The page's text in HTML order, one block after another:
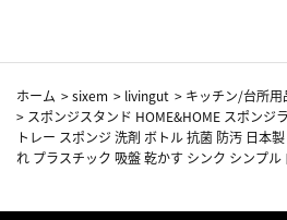
ホーム >sixem > livingut > キッチン/台所用
> スポンジスタンド HOME&HOME スポンジ
トレー スポンジ 洗剤 ボトル 抗菌 防汚 日本
れ プラスチック 吸盤 乾かす シンク シンプル